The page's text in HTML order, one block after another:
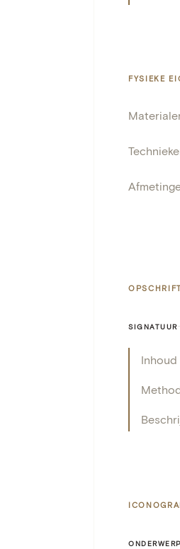
FYSIEKE
SIGNATUUR
Inhoud